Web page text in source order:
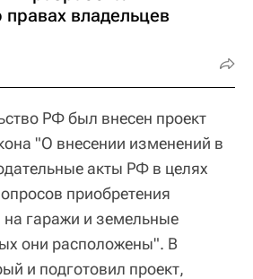
владельцев
РФ был внесен проект
"О внесении изменений в
акты РФ в целях
приобретения
гаражи и земельные
они расположены". В
и подготовил проект,